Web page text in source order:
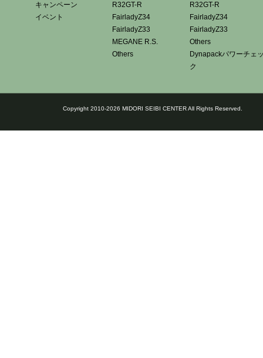
キャンペーン
イベント
R32GT-R
FairladyZ34
FairladyZ33
MEGANE R.S.
Others
R32GT-R
FairladyZ34
FairladyZ33
Others
Dynapackパワーチェ
ク
Copyright 2010-2026 MIDORI SEIBI CENTER All Rights Reserved.